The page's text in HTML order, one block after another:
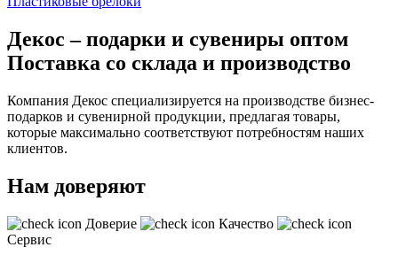
Декос – подарки и сувениры оптом
Поставка со склада и производство
Компания Декос специализируется на производстве бизнес-
подарков и сувенирной продукции, предлагая товары,
которые максимально соответствуют потребностям наших
клиентов.
Нам доверяют
Доверие
Качество
Сервис